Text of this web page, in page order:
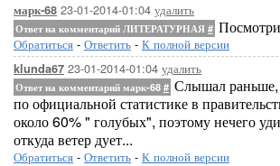
марк-68 23-01-2014-01:04 удалить
Ответ на комментарий ЛИТЕРАТУРНАЯ #
Обратиться - Ответить - К полной версии
klunda67 23-01-2014-01:04 удалить
Ответ на комментарий марк-68 # Слышал
по официальной статистике в
около 60% " голубых", поэтому нечего
откуда ветер дует...
Обратиться - Ответить - К полной версии